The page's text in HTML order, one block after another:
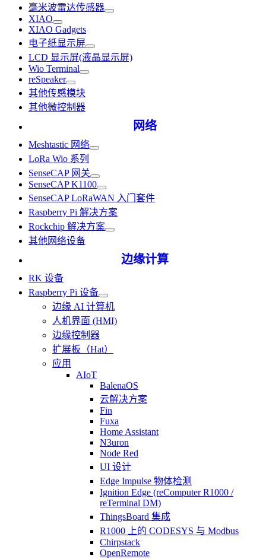
毫米波雷达传感器
XIAO
XIAO Gadgets
电子纸显示屏
LCD 显示屏(液晶显示屏)
Wio Terminal
reSpeaker
其他传感模块
其他微控制器
网络
Meshtastic 网络
LoRa Wio 系列
SenseCAP 网关
SenseCAP K1100
SenseCAP LoRaWAN 入门套件
Raspberry Pi 解决方案
Rockchip 解决方案
其他网络设备
边缘计算
RK 设备
Raspberry Pi 设备
边缘 AI 计算机
人机界面 (HMI)
边缘控制器
扩展板（Hat）
应用
AIoT
BalenaOS
云解决方案
Fin
Fuxa
Home Assistant
N3uron
Node Red
UI 设计
Edge Impulse 物体检测
Ignition Edge (reComputer R1000 /
reTerminal DM)
ThingsBoard 集成
R1000 上的 CODESYS 与 Modbus
Chirpstack
OpenRemote